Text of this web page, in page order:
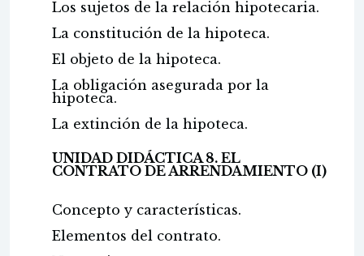
Los sujetos de la relación hipotecaria.
La constitución de la hipoteca.
El objeto de la hipoteca.
La obligación asegurada por la
hipoteca.
La extinción de la hipoteca.
UNIDAD DIDÁCTICA 8. EL
CONTRATO DE ARRENDAMIENTO (I)
Concepto y características.
Elementos del contrato.